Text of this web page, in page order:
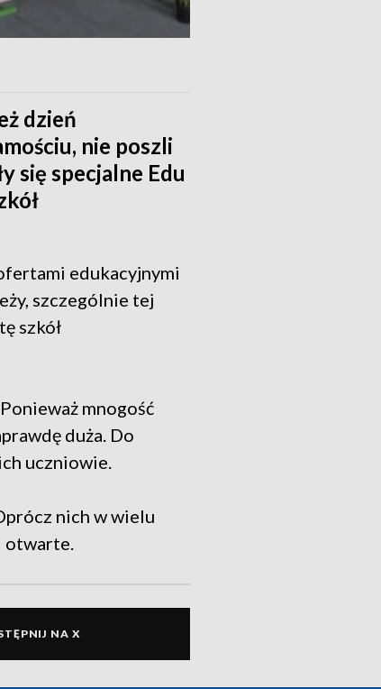
dzień
nie poszli
się specjalne Edu
edukacyjnymi
szczególnie tej
szkół
mnogość
duża. Do
uczniowie.
nich w wielu
otwarte.
NA X